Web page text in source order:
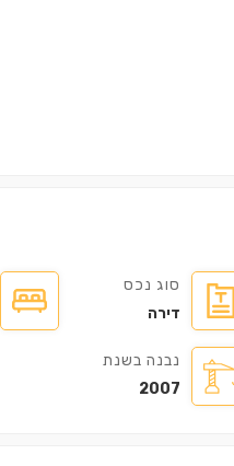
סוג נכס
דירה
נבנה בשנת
2007